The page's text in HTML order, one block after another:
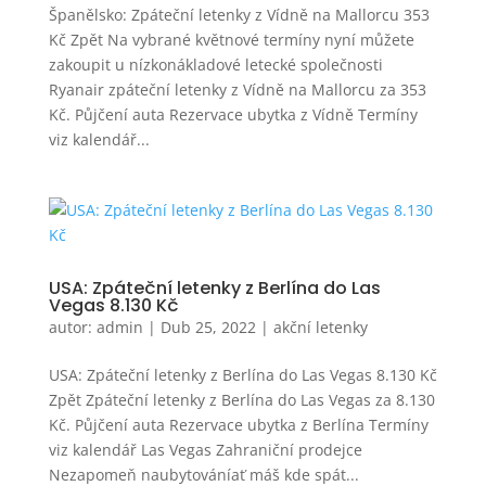
Španělsko: Zpáteční letenky z Vídně na Mallorcu 353
Kč Zpět Na vybrané květnové termíny nyní můžete
zakoupit u nízkonákladové letecké společnosti
Ryanair zpáteční letenky z Vídně na Mallorcu za 353
Kč. Půjčení auta Rezervace ubytka z Vídně Termíny
viz kalendář...
USA: Zpáteční letenky z Berlína do Las
Vegas 8.130 Kč
autor: admin | Dub 25, 2022| akční letenky
USA: Zpáteční letenky z Berlína do Las Vegas 8.130 Kč
Zpět Zpáteční letenky z Berlína do Las Vegas za 8.130
Kč. Půjčení auta Rezervace ubytka z Berlína Termíny
viz kalendář Las Vegas Zahraniční prodejce
Nezapomeň naubytováníať máš kde spát...